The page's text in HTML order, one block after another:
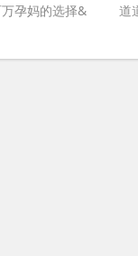
孕妈的选择& 道